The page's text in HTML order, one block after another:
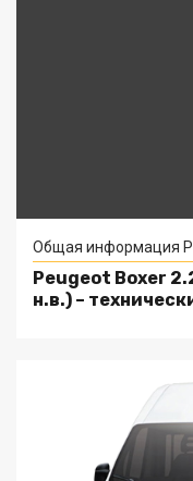
Общая информация
Peugeot Boxer
н.в.) –